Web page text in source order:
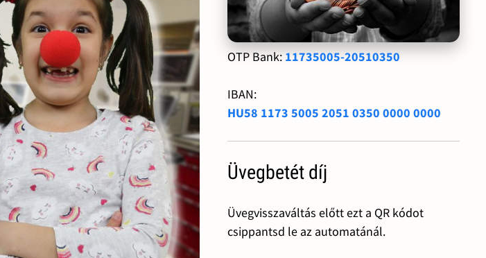
OTP Bank: 11735005-20510350
IBAN:
HU58 1173 5005 2051 0350 0000 0000
Üvegbetét díj
Üvegvisszaváltás előtt ezt a QR kódot
csippantsd le az automatánál.